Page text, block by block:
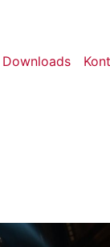
Downloads